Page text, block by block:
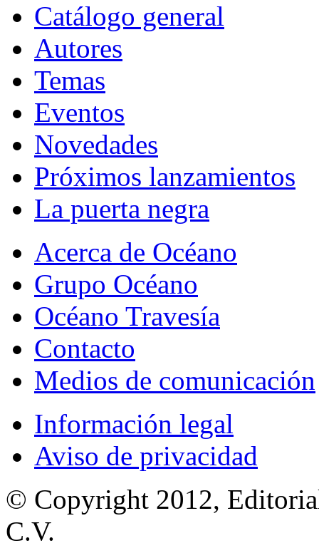
Catálogo general
Autores
Temas
Eventos
Novedades
Próximos lanzamientos
La puerta negra
Acerca de Océano
Grupo Océano
Océano Travesía
Contacto
Medios de comunicación
Información legal
Aviso de privacidad
© Copyright 2012,
C.V.